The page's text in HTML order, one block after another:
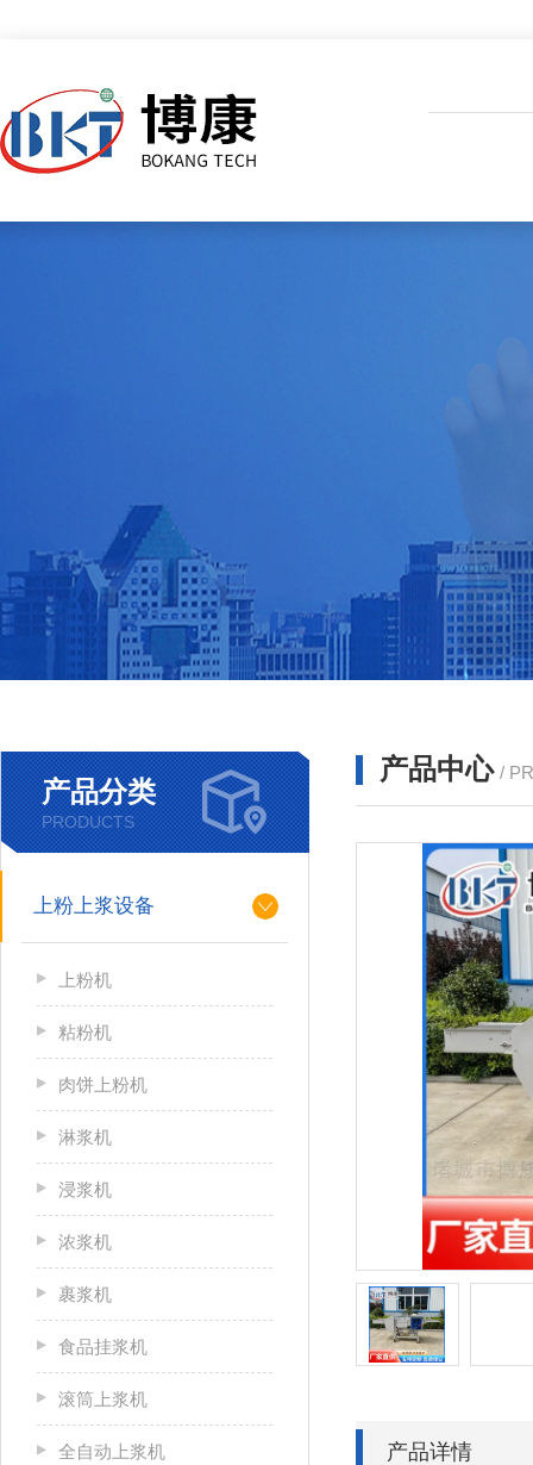
产品分类
PRODUCTS
上粉上浆设备
上粉机
粘粉机
肉饼上粉机
淋浆机
浸浆机
浓浆机
裹浆机
食品挂浆机
滚筒上浆机
全自动上浆机
产品中心 /
产品详情